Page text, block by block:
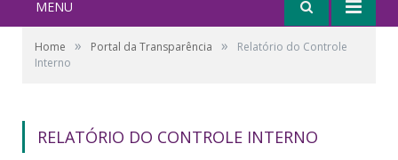
MENU
Home » Portal da Transparência »
Relatório do Controle
Interno
RELATÓRIO DO CONTROLE INTERNO